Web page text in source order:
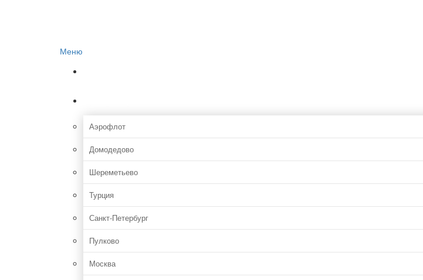
Меню
Аэрофлот
Домодедово
Шереметьево
Турция
Санкт-Петербург
Пулково
Москва